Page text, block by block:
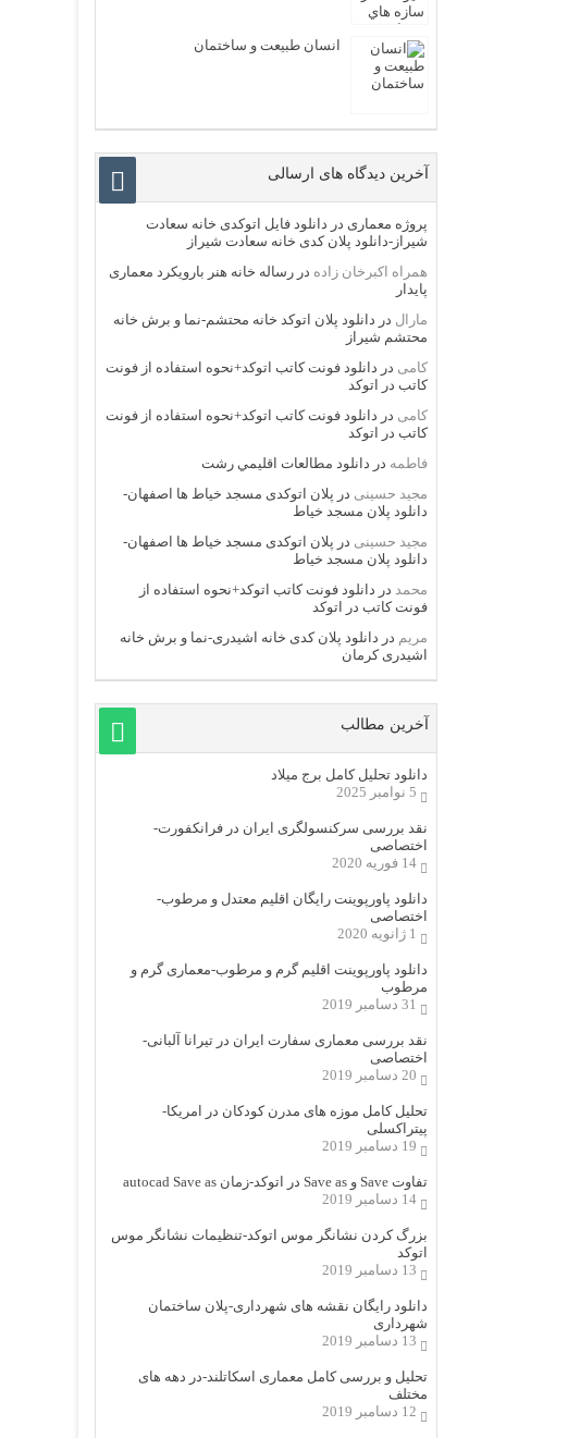
انسان طبیعت و ساختمان
آخرین دیدگاه های ارسالی
پروژه معماری در دانلود فایل اتوکدی خانه سعادت
شیراز-دانلود پلان کدی خانه سعادت شیراز
همراه اکبرخان زاده دررساله خانه هنر بارویکرد معماری
پایدار
مارال در دانلود پلان اتوکد خانه محتشم-نما و برش خانه
محتشم شیراز
کامی در دانلود فونت کاتب اتوکد+نحوه استفاده از فونت
کاتب در اتوکد
کامی در دانلود فونت کاتب اتوکد+نحوه استفاده از فونت
کاتب در اتوکد
فاطمه در دانلود مطالعات اقليمي رشت
مجید حسینی در پلان اتوکدی مسجد خیاط ها اصفهان-
دانلود پلان مسجد خیاط
مجید حسینی در پلان اتوکدی مسجد خیاط ها اصفهان-
دانلود پلان مسجد خیاط
محمد در دانلود فونت کاتب اتوکد+نحوه استفاده از
فونت کاتب در اتوکد
مریم در دانلود پلان کدی خانه اشیدری-نما و برش خانه
اشیدری کرمان
آخرین مطالب
دانلود تحلیل کامل برج میلاد
5 نوامبر 2025
نقد بررسی سرکنسولگری ایران در فرانکفورت-
اختصاصی
14 فوریه 2020
دانلود پاورپوینت رایگان اقلیم معتدل و مرطوب-
اختصاصی
1 ژانویه 2020
دانلود پاورپوینت اقلیم گرم و مرطوب-معماری گرم و
مرطوب
31 دسامبر 2019
نقد بررسی معماری سفارت ایران در تیرانا آلبانی-
اختصاصی
20 دسامبر 2019
تحلیل کامل موزه های مدرن کودکان در امریکا-
پیتراکسلی
19 دسامبر 2019
تفاوت Save و Save as در اتوکد-زمان autocad Save as
14 دسامبر 2019
بزرگ کردن نشانگر موس اتوکد-تنظیمات نشانگر موس
اتوکد
13 دسامبر 2019
دانلود رایگان نقشه های شهرداری-پلان ساختمان
شهرداری
13 دسامبر 2019
تحلیل و بررسی کامل معماری اسکاتلند-در دهه های
مختلف
12 دسامبر 2019